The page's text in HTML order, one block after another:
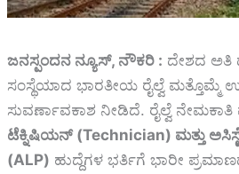
ಜನಸ್ಪಂದನ ನ್ಯೂಸ್‌, ನೌಕರಿ : ದೇಶದ ಅತಿ
ಸಂಸ್ಥೆಯಾದ ಭಾರತೀಯ ರೈಲ್ವೆ ಮತ್ತೊಮ್ಮೆ
ಸುವರ್ಣಾವಕಾಶ ನೀಡಿದೆ. ರೈಲ್ವೆ
ಟೆಕ್ನಿಷಿಯನ್ (Technician) ಮತ್ತು
(ALP) ಹುದ್ದೆಗಳ ಭರ್ತಿಗೆ ಭಾರೀ